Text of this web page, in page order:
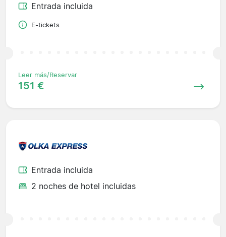
Entrada incluida
E-tickets
Leer más/Reservar
151 €
Entrada incluida
2 noches de hotel incluidas